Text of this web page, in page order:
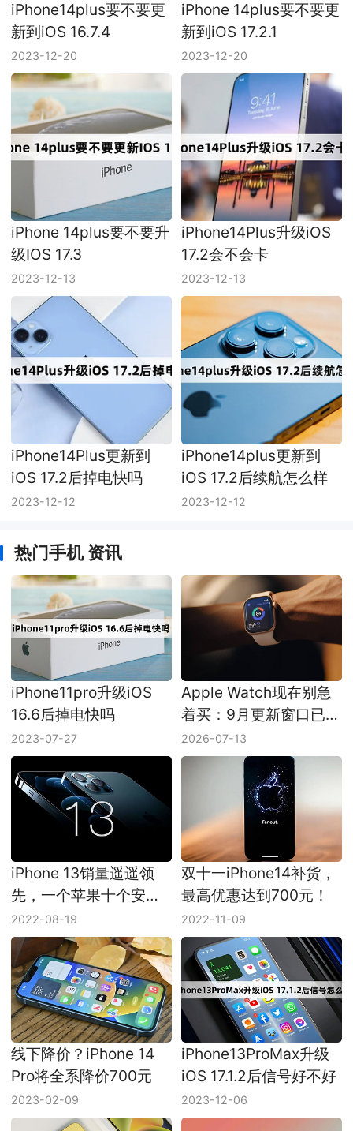
新到iOS 16.7.4
2023-12-20
新到iOS 17.2.1
2023-12-20
iPhone 14plus要不要升
级IOS 17.3
2023-12-13
iPhone14Plus升级iOS
17.2会不会卡
2023-12-13
iPhone14Plus更新到
iOS 17.2后掉电快吗
2023-12-12
iPhone14plus更新到
iOS 17.2后续航怎么样
2023-12-12
热门手机 资讯
iPhone11pro升级iOS
16.6后掉电快吗
2023-07-27
Apple Watch现在别急
着买：9月更新窗口已经
压到眼前
2026-07-13
iPhone 13销量遥遥领
先，一个苹果十个安
卓！
2022-08-19
双十一iPhone14补货，
最高优惠达到700元！
2022-11-09
线下降价？iPhone 14
Pro将全系降价700元
2023-02-09
iPhone13ProMax升级
iOS 17.1.2后信号好不好
2023-12-06